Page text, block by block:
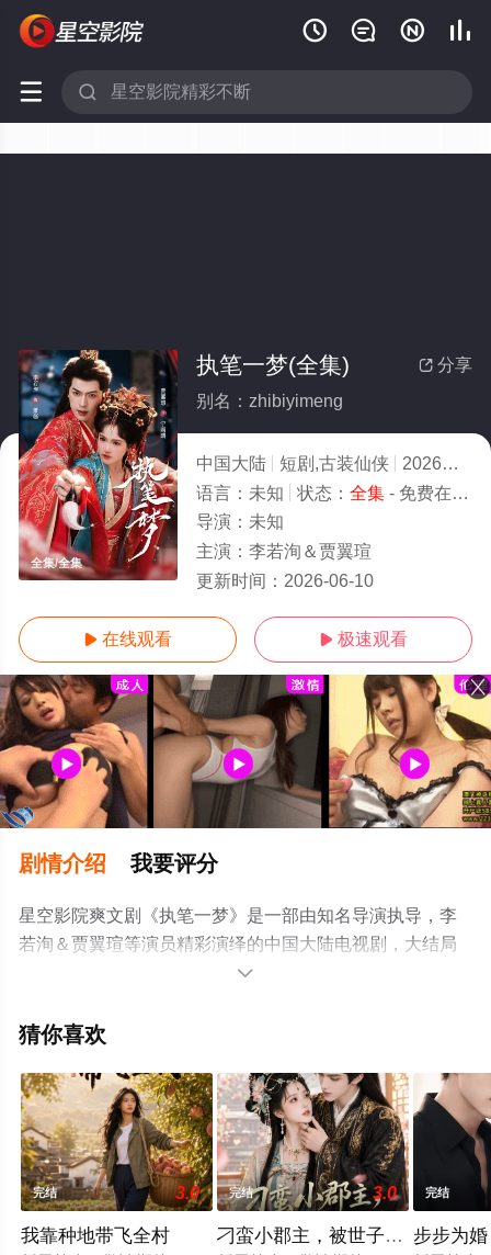
   
 
全集/全集
 分享
执笔一梦(全集)
别名：zhibiyimeng
中国大陆 短剧,古装仙侠 2026
8.0
语言： 未知 状态： 全集- 免费在线观看
导演： 未知
主演： 李若洵＆贾翼瑄
更新时间： 2026-06-10
 在线观看  极速观看
剧情介绍 我要评分
星空影院爽文剧《执笔一梦》是一部由知名导演执导，李
若洵＆贾翼瑄等演员精彩演绎的中国大陆电视剧，大结局
剧情已揭晓（全集），超前点播免费观看高清无删减完整
瓣电视剧、电视猫或剧情网等平台了解。

猜你喜欢
完结 3.0
我靠种地带飞全村
完结 3.0
刁蛮小郡主，被世子宠疯了
完结
步步为婚